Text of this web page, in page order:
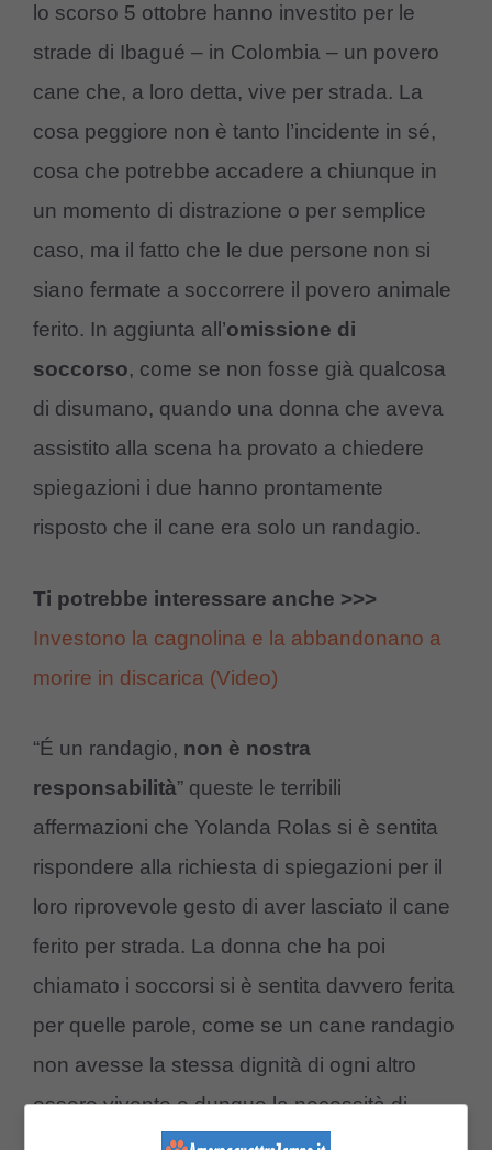
lo scorso 5 ottobre hanno investito per le
strade di Ibagué – in Colombia – un povero
cane che, a loro detta, vive per strada. La
cosa peggiore non è tanto l’incidente in sé,
cosa che potrebbe accadere a chiunque in
un momento di distrazione o per semplice
caso, ma il fatto che le due persone non si
siano fermate a soccorrere il povero animale
ferito. In aggiunta all’omissione di
soccorso, come se non fosse già qualcosa
di disumano, quando una donna che aveva
assistito alla scena ha provato a chiedere
spiegazioni i due hanno prontamente
risposto che il cane era solo un randagio.
Ti potrebbe interessare anche >>>
Investono la cagnolina e la abbandonano a
morire in discarica (Video)
“É un randagio, non è nostra
responsabilità” queste le terribili
affermazioni che Yolanda Rolas si è sentita
rispondere alla richiesta di spiegazioni per il
loro riprovevole gesto di aver lasciato il cane
ferito per strada. La donna che ha poi
chiamato i soccorsi si è sentita davvero ferita
per quelle parole, come se un cane randagio
non avesse la stessa dignità di ogni altro
essere vivente e dunque la necessità di
essere curato in caso di malattia o gravi